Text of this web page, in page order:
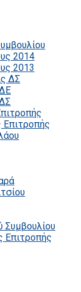
2014
2013
ΔΣ
Επιτροπής
Συμβουλίου
Επιτροπής